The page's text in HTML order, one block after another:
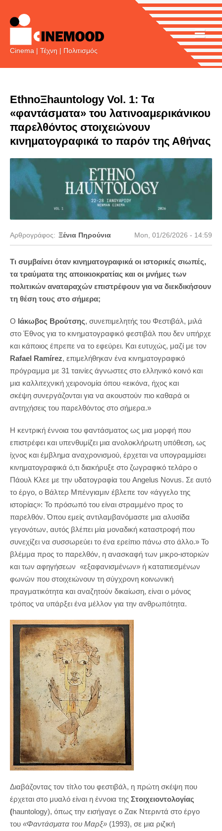
main
navigation
Cinema | Τέχνη | Πολιτισμός
EthnoΞhauntology Vol. 1: Tα
«φαντάσματα» του λατινοαμερικάνικου
παρελθόντος στοιχειώνουν
κινηματογραφικά το παρόν της Αθήνας
Αρθρογράφος: Ξένια Πηρούνια Mon, 01/26/2026 - 14:59
Τι συμβαίνει όταν κινηματογραφικά οι ιστορικές σιωπές,
τα τραύματα της αποικιοκρατίας και οι μνήμες των
πολιτικών αναταραχών επιστρέφουν για να διεκδικήσουν
τη θέση τους στο σήμερα;
O Ιάκωβος Βρούτσης, συνεπιμελητής του Φεστιβάλ, μιλά
στο Έθνος για το κινηματογραφικό φεστιβάλ που δεν υπήρχε
και κάποιος έπρεπε να το εφεύρει. Και ευτυχώς, μαζί με τον
Rafael Ramírez, επιμελήθηκαν ένα κινηματογραφικό
πρόγραμμα με 31 ταινίες άγνωστες στο ελληνικό κοινό και
μια καλλιτεχνική χειρονομία όπου «εικόνα, ήχος και
σκέψη συνεργάζονται για να ακουστούν πιο καθαρά οι
αντηχήσεις του παρελθόντος στο σήμερα.»
Η κεντρική έννοια του φαντάσματος ως μια μορφή που
επιστρέφει και υπενθυμίζει μια ανολοκλήρωτη υπόθεση, ως
ίχνος και έμβλημα αναχρονισμού, έρχεται να υπογραμμίσει
κινηματογραφικά ό,τι διακήρυξε στο ζωγραφικό τελάρο ο
Πάουλ Κλεε με την υδατογραφία του Angelus Novus. Σε αυτό
το έργο, ο Βάλτερ Μπένγιαμιν έβλεπε τον «άγγελο της
ιστορίας»: Το πρόσωπό του είναι στραμμένο προς το
παρελθόν. Όπου εμείς αντιλαμβανόμαστε μια αλυσίδα
γεγονότων, αυτός βλέπει μία μοναδική καταστροφή που
συνεχίζει να συσσωρεύει το ένα ερείπιο πάνω στο άλλο.» Το
βλέμμα προς το παρελθόν, η ανασκαφή των μικρο-ιστοριών
και των αφηγήσεων «εξαφανισμένων» ή καταπιεσμένων
φωνών που στοιχειώνουν τη σύγχρονη κοινωνική
πραγματικότητα και αναζητούν δικαίωση, είναι ο μόνος
τρόπος να υπάρξει ένα μέλλον για την ανθρωπότητα.
Διαβάζοντας τον τίτλο του φεστιβάλ, η πρώτη σκέψη που
έρχεται στο μυαλό είναι η έννοια της Στοιχειοντολογίας
(hauntology), όπως την εισήγαγε ο Ζακ Ντεριντά στο έργο
του «Φαντάσματα του Μαρξ» (1993), σε μια ριζική